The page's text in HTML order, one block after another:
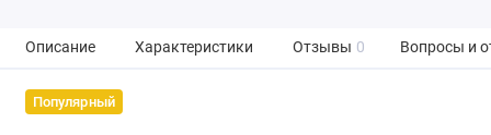
Описание Характеристики Отзывы 0 Вопросы и
Популярный